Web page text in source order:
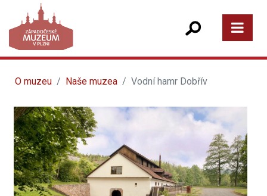
O muzeu Naše muzea Vodní hamr Dobřív